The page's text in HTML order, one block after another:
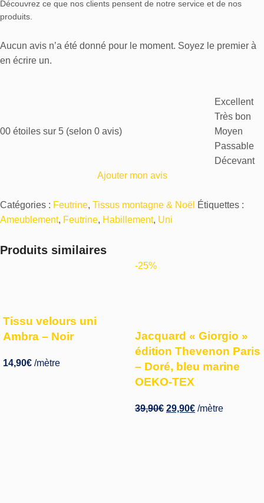
Découvrez ce que nos clients pensent de notre service et de nos
produits.
Aucun avis n’a été donné pour le moment. Soyez le premier à
en écrire un.
00 étoiles sur 5 (selon 0 avis)
Excellent
Très bon
Moyen
Passable
Décevant
Ajouter mon avis
Catégories : Feutrine, Tissus montagne & Noël Étiquettes :
Ameublement, Feutrine, Habillement, Uni
Produits similaires
Tissu velours uni
Ambra – Noir
14,90€ /mètre
-25%
Jacquard « Giorgio »
édition Thevenon Paris
– Doré, bleu marine
OEKO-TEX
39,90€ 29,90€ /mètre